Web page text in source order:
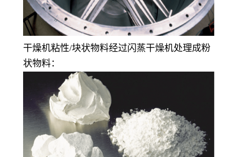
干燥机粘性/块状物料经过闪蒸干燥机处理成粉
状物料：